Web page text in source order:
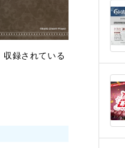
録されている